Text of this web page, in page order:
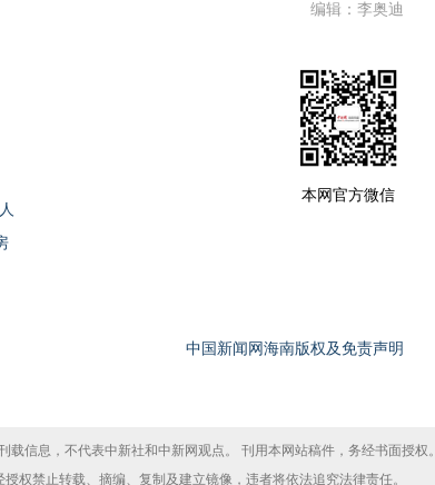
编辑：李奥迪
本网官方微信
中国新闻网海南版权及免责声明
载信息，不代表中新社和中新网观点。 刊用本网站稿件，务经书面授权。
授权禁止转载、摘编、复制及建立镜像，违者将依法追究法律责任。